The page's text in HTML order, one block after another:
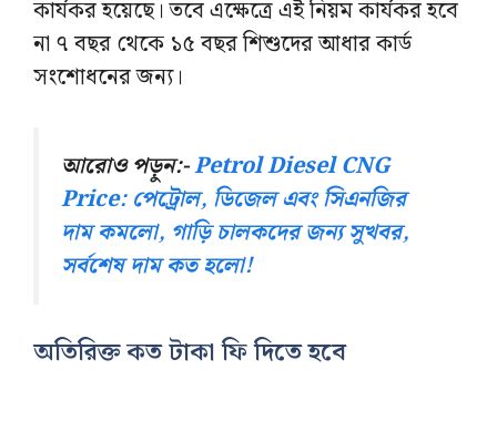
কার্যকর হয়েছে। তবে এক্ষেত্রে এই নিয়ম কার্যকর হবে
না ৭ বছর থেকে ১৫ বছর শিশুদের আধার কার্ড
সংশোধনের জন্য।
আরোও পড়ুন:-Petrol Diesel CNG
Price: পেট্রোল, ডিজেল এবং সিএনজির
দাম কমলো, গাড়ি চালকদের জন্য সুখবর,
সর্বশেষ দাম কত হলো!
অতিরিক্ত কত টাকা ফি দিতে হবে